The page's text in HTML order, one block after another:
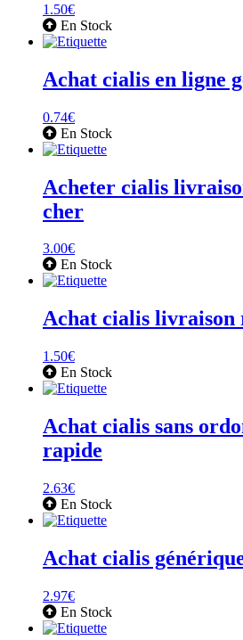
1.50€
En Stock
Achat cialis en ligne
0.74€
En Stock
Acheter cialis
cher
3.00€
En Stock
Achat cialis livraison
1.50€
En Stock
Achat cialis sans
rapide
2.63€
En Stock
Achat cialis
2.97€
En Stock